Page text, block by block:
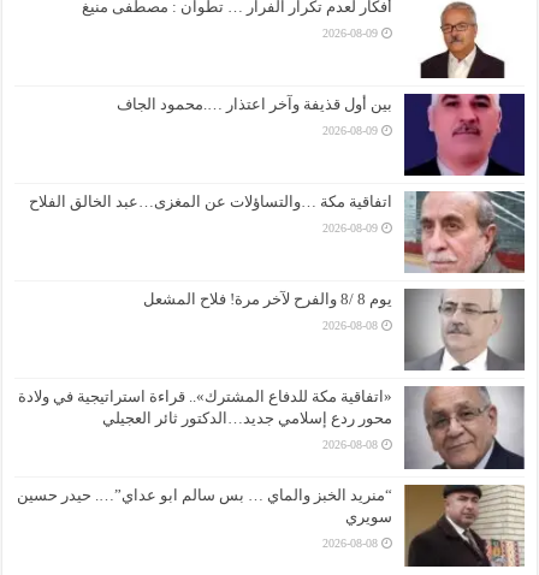
أفكار لعدم تكرار الفرار … تطوان : مصطفى منيغ
2026-08-09
بين أول قذيفة وآخر اعتذار ….محمود الجاف
2026-08-09
اتفاقية مكة …والتساؤلات عن المغزى…عبد الخالق الفلاح
2026-08-09
يوم 8 /8 والفرح لآخر مرة! فلاح المشعل
2026-08-08
«اتفاقية مكة للدفاع المشترك».. قراءة استراتيجية في ولادة
محور ردع إسلامي جديد…الدكتور ثائر العجيلي
2026-08-08
“منريد الخبز والماي … بس سالم ابو عداي”…. حيدر حسين
سويري
2026-08-08